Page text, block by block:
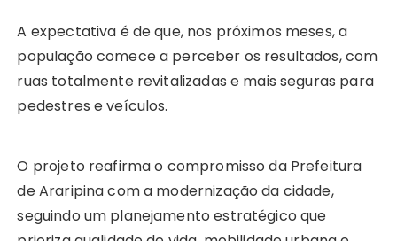
A expectativa é de que, nos próximos meses, a
população comece a perceber os resultados, com
ruas totalmente revitalizadas e mais seguras para
pedestres e veículos.
O projeto reafirma o compromisso da Prefeitura
de Araripina com a modernização da cidade,
seguindo um planejamento estratégico que